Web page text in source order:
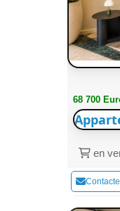
68 700
en